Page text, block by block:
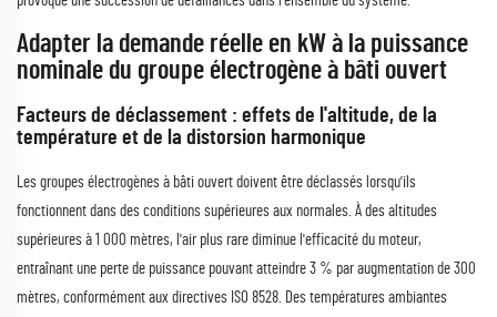
Adapter la demande réelle en kW à la puissance
nominale du groupe électrogène à bâti ouvert
Facteurs de déclassement : effets de l'altitude, de la
température et de la distorsion harmonique
Les groupes électrogènes à bâti ouvert doivent être déclassés lorsqu'ils
fonctionnent dans des conditions supérieures aux normales. À des altitudes
supérieures à 1 000 mètres, l'air plus rare diminue l'efficacité du moteur,
entraînant une perte de puissance pouvant atteindre 3 % par augmentation de 300
mètres, conformément aux directives ISO 8528. Des températures ambiantes